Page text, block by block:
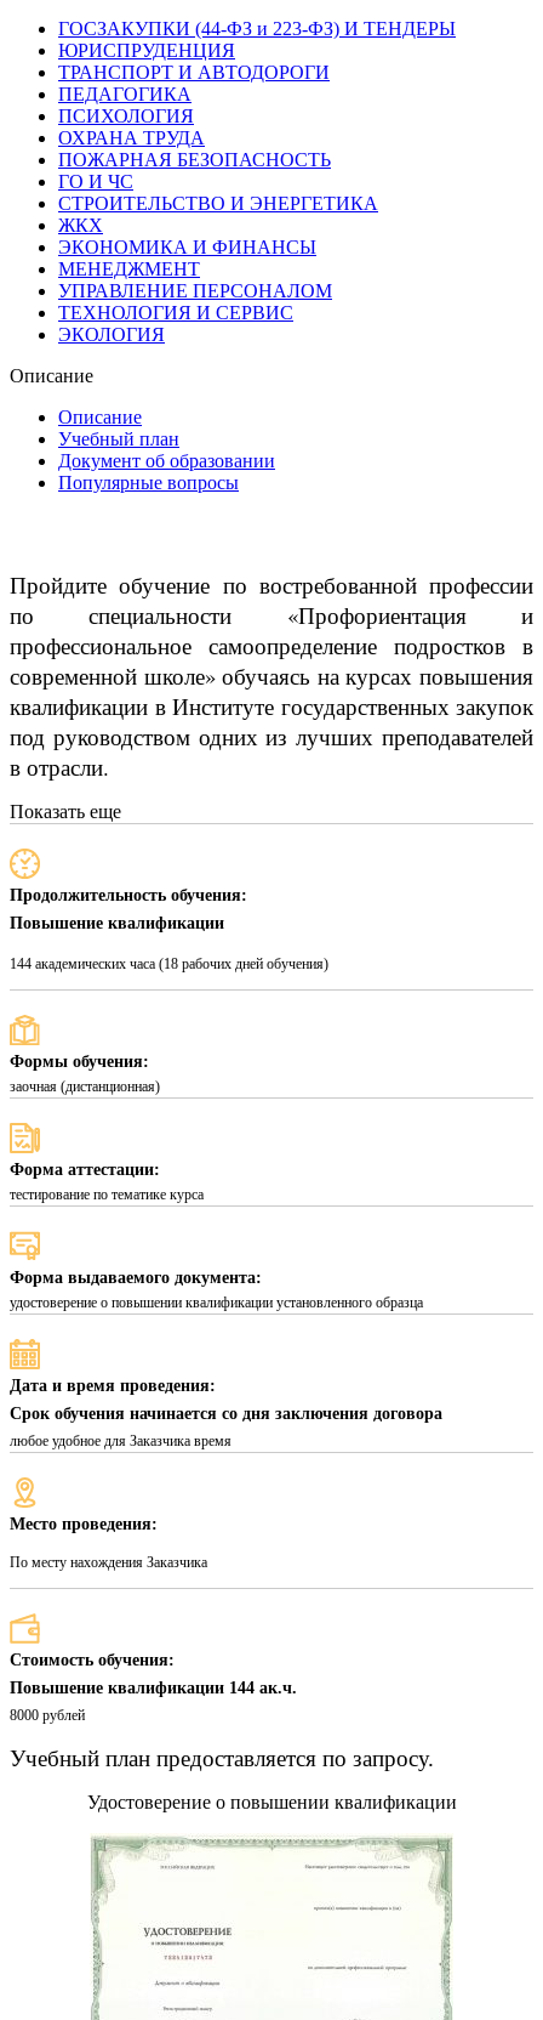
ГОСЗАКУПКИ (44-ФЗ и 223-ФЗ) И ТЕНДЕРЫ
ЮРИСПРУДЕНЦИЯ
ТРАНСПОРТ И АВТОДОРОГИ
ПЕДАГОГИКА
ПСИХОЛОГИЯ
ОХРАНА ТРУДА
ПОЖАРНАЯ БЕЗОПАСНОСТЬ
ГО И ЧС
СТРОИТЕЛЬСТВО И ЭНЕРГЕТИКА
ЖКХ
ЭКОНОМИКА И ФИНАНСЫ
МЕНЕДЖМЕНТ
УПРАВЛЕНИЕ ПЕРСОНАЛОМ
ТЕХНОЛОГИЯ И СЕРВИС
ЭКОЛОГИЯ
Описание
Описание
Учебный план
Документ об образовании
Популярные вопросы
Пройдите обучение по востребованной профессии
по специальности «Профориентация и
профессиональное самоопределение подростков в
современной школе» обучаясь на курсах повышения
квалификации в Институте государственных закупок
под руководством одних из лучших преподавателей
в отрасли.
Показать еще
Продолжительность обучения:
Повышение квалификации
144 академических часа (18 рабочих дней обучения)
Формы обучения:
заочная (дистанционная)
Форма аттестации:
тестирование по тематике курса
Форма выдаваемого документа:
удостоверение о повышении квалификации установленного образца
Дата и время проведения:
Срок обучения начинается со дня заключения договора
любое удобное для Заказчика время
Место проведения:
По месту нахождения Заказчика
Стоимость обучения:
Повышение квалификации 144 ак.ч.
8000 рублей
Учебный план предоставляется по запросу.
Удостоверение о повышении квалификации